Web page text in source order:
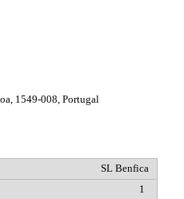
1549-008, Portugal
SL Benfica
1